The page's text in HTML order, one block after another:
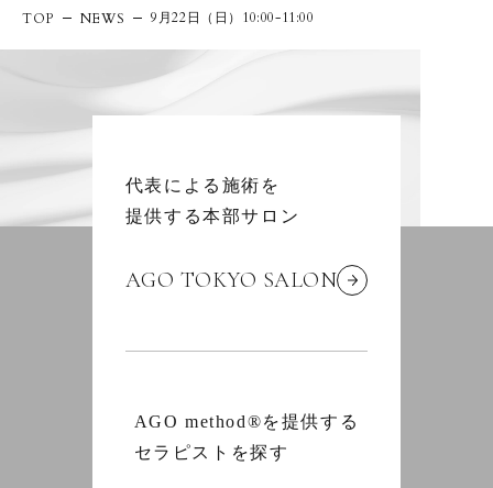
TOP NEWS 9月22日（日）10:00-11:00
代表による施術を
提供する本部サロン
AGO TOKYO SALON
AGO method®を提供する
セラピストを探す